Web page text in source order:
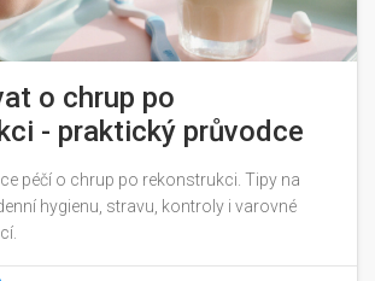
o chrup po
- praktický průvodce
péčí o chrup po rekonstrukci. Tipy na
hygienu, stravu, kontroly i varovné